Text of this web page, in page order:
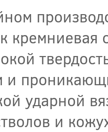
кремниевая
и
ударной
и